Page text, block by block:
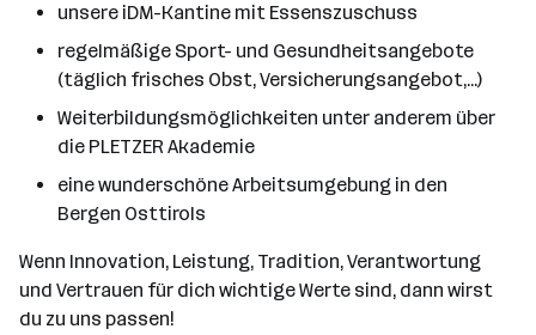
unsere iDM-Kantine mit Essenszuschuss
regelmäßige Sport- und Gesundheitsangebote
(täglich frisches Obst, Versicherungsangebot,...)
Weiterbildungsmöglichkeiten unter anderem über
die PLETZER Akademie
eine wunderschöne Arbeitsumgebung in den
Bergen Osttirols
Wenn Innovation, Leistung, Tradition, Verantwortung
und Vertrauen für dich wichtige Werte sind, dann wirst
du zu uns passen!